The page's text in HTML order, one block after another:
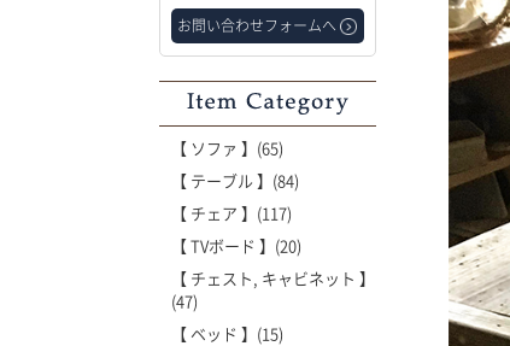
お問い合わせフォームへ
Item Category
【 ソファ 】(65)
【 テーブル 】(84)
【 チェア 】(117)
【 TVボード 】(20)
【 チェスト, キャビネット 】
(47)
【 ベッド 】(15)